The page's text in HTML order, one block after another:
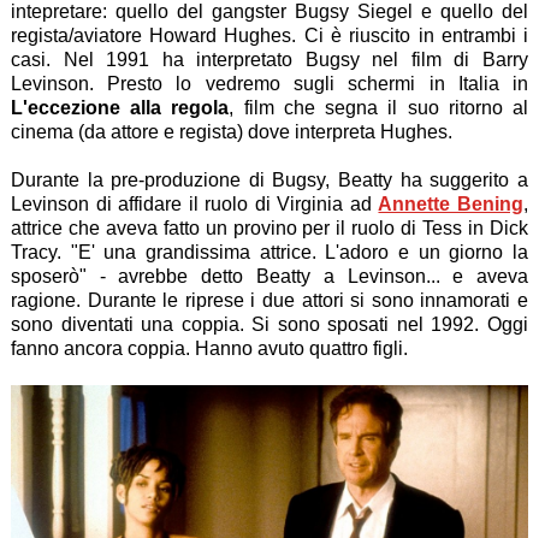
intepretare: quello del gangster Bugsy Siegel e quello del
regista/aviatore Howard Hughes. Ci è riuscito in entrambi i
casi. Nel 1991 ha interpretato Bugsy nel film di Barry
Levinson. Presto lo vedremo sugli schermi in Italia in
L'eccezione alla regola, film che segna il suo ritorno al
cinema (da attore e regista) dove interpreta Hughes.
Durante la pre-produzione di Bugsy, Beatty ha suggerito a
Levinson di affidare il ruolo di Virginia ad Annette Bening,
attrice che aveva fatto un provino per il ruolo di Tess in Dick
Tracy. "E' una grandissima attrice. L'adoro e un giorno la
sposerò" - avrebbe detto Beatty a Levinson... e aveva
ragione. Durante le riprese i due attori si sono innamorati e
sono diventati una coppia. Si sono sposati nel 1992. Oggi
fanno ancora coppia. Hanno avuto quattro figli.